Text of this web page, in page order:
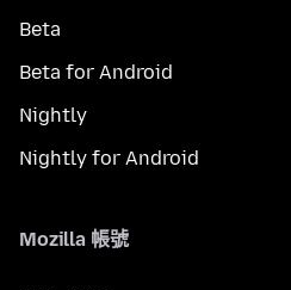
Beta
Beta for Android
Nightly
Nightly for Android
Mozilla 帳號